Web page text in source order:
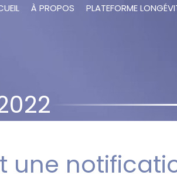
À PROPOS PLATEFORME
une